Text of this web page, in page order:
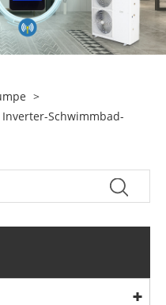
>
Inverter-Schwimmbad-